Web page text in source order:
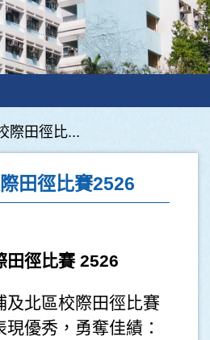
際田徑比...
田徑比賽2526
田徑比賽2526
及北區校際田徑比賽
優秀，勇奪佳績：